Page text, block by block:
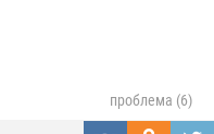
проблема (6)